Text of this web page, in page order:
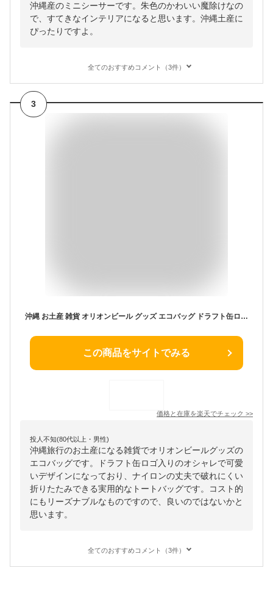
沖縄産のミニシーサーです。朱色のかわいい魔除けなの
で、すてきなインテリアになると思います。沖縄土産に
ぴったりですよ。
全てのおすすめコメント（3件）
3
沖縄 お土産 雑貨 オリオンビール グッズ エコバッグ ドラフト缶ロゴ入り かわいい おしゃれ 限定 ブランド 小さめ コンパクト メンズ 折りたたみ ナイロン トート レジ袋 かっこいい 小 キャラクター ロゴ たためる 丈夫 簡単 破れにくい プレゼント 頑丈 ビニール 男性
この商品をサイトでみる
価格と在庫を楽天でチェック >>
投人不知(80代以上・男性)
沖縄旅行のお土産になる雑貨でオリオンビールグッズの
エコバッグです。ドラフト缶ロゴ入りのオシャレで可愛
いデザインになっており、ナイロンの丈夫で破れにくい
折りたたみできる実用的なトートバッグです。コスト的
にもリーズナブルなものですので、良いのではないかと
思います。
全てのおすすめコメント（3件）